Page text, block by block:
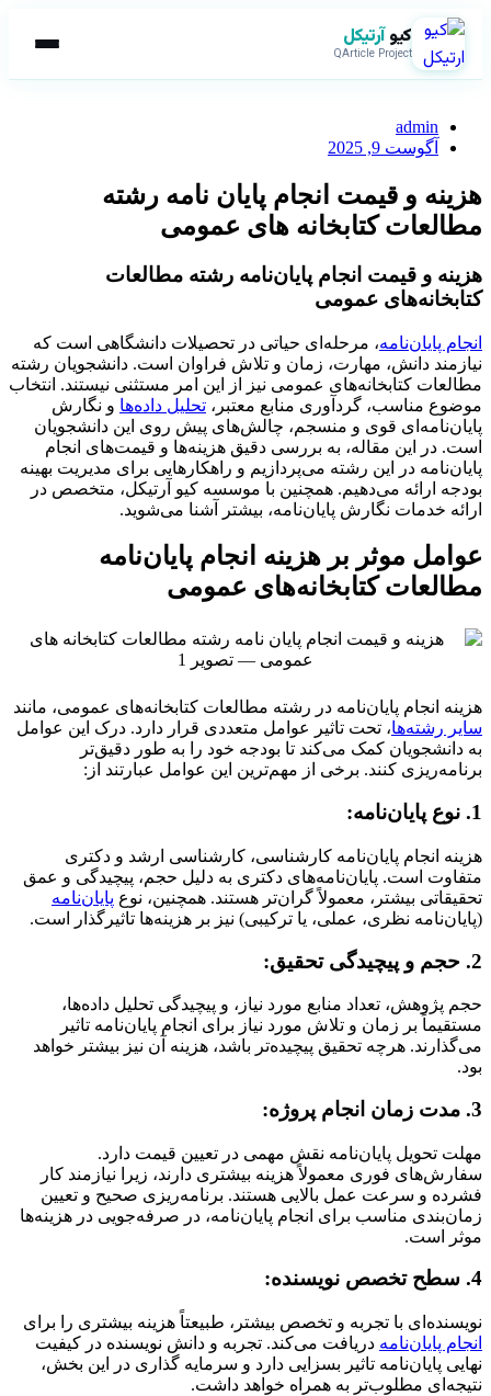
کیوآرتیکل
QArticle Project
admin
آگوست 9, 2025
هزینه و قیمت انجام پایان نامه رشته
مطالعات کتابخانه های عمومی
هزینه و قیمت انجام پایان‌نامه رشته مطالعات
کتابخانه‌های عمومی
انجام پایان‌نامه، مرحله‌ای حیاتی در تحصیلات دانشگاهی است که
نیازمند دانش، مهارت، زمان و تلاش فراوان است. دانشجویان رشته
مطالعات کتابخانه‌های عمومی نیز از این امر مستثنی نیستند. انتخاب
موضوع مناسب، گردآوری منابع معتبر، تحلیل داده‌ها و نگارش
پایان‌نامه‌ای قوی و منسجم، چالش‌های پیش روی این دانشجویان
است. در این مقاله، به بررسی دقیق هزینه‌ها و قیمت‌های انجام
پایان‌نامه در این رشته می‌پردازیم و راهکارهایی برای مدیریت بهینه
بودجه ارائه می‌دهیم. همچنین با موسسه کیو آرتیکل، متخصص در
ارائه خدمات نگارش پایان‌نامه، بیشتر آشنا می‌شوید.
عوامل موثر بر هزینه انجام پایان‌نامه
مطالعات کتابخانه‌های عمومی
هزینه انجام پایان‌نامه در رشته مطالعات کتابخانه‌های عمومی، مانند
سایر رشته‌ها، تحت تاثیر عوامل متعددی قرار دارد. درک این عوامل
به دانشجویان کمک می‌کند تا بودجه خود را به طور دقیق‌تر
برنامه‌ریزی کنند. برخی از مهم‌ترین این عوامل عبارتند از:
1. نوع پایان‌نامه:
هزینه انجام پایان‌نامه کارشناسی، کارشناسی ارشد و دکتری
متفاوت است. پایان‌نامه‌های دکتری به دلیل حجم، پیچیدگی و عمق
تحقیقاتی بیشتر، معمولاً گران‌تر هستند. همچنین، نوع پایان‌نامه
(پایان‌نامه نظری، عملی، یا ترکیبی) نیز بر هزینه‌ها تاثیرگذار است.
2. حجم و پیچیدگی تحقیق:
حجم پژوهش، تعداد منابع مورد نیاز، و پیچیدگی تحلیل داده‌ها،
مستقیماً بر زمان و تلاش مورد نیاز برای انجام پایان‌نامه تاثیر
می‌گذارند. هرچه تحقیق پیچیده‌تر باشد، هزینه آن نیز بیشتر خواهد
بود.
3. مدت زمان انجام پروژه:
مهلت تحویل پایان‌نامه نقش مهمی در تعیین قیمت دارد.
سفارش‌های فوری معمولاً هزینه بیشتری دارند، زیرا نیازمند کار
فشرده و سرعت عمل بالایی هستند. برنامه‌ریزی صحیح و تعیین
زمان‌بندی مناسب برای انجام پایان‌نامه، در صرفه‌جویی در هزینه‌ها
موثر است.
4. سطح تخصص نویسنده:
نویسنده‌ای با تجربه و تخصص بیشتر، طبیعتاً هزینه بیشتری را برای
انجام پایان‌نامه دریافت می‌کند. تجربه و دانش نویسنده در کیفیت
نهایی پایان‌نامه تاثیر بسزایی دارد و سرمایه گذاری در این بخش،
نتیجه‌ای مطلوب‌تر به همراه خواهد داشت.